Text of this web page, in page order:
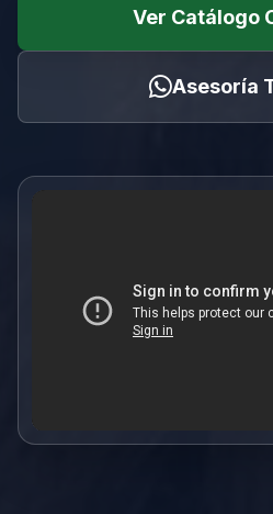
Ver Catálogo
Asesoría